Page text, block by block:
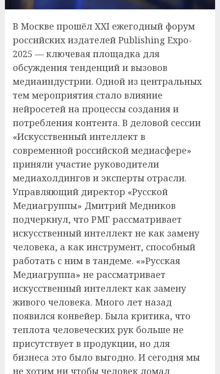
В Москве прошёл XXI ежегодный форум
российских издателей Publishing Expo-
2025 — ключевая площадка для
обсуждения тенденций и вызовов
медиаиндустрии. Одной из центральных
тем мероприятия стало влияние
нейросетей на процессы создания и
потребления контента. В деловой сессии
«Искусственный интеллект в
современной российской медиасфере»
приняли участие руководители
медиахолдингов и эксперты отрасли.
Управляющий директор «Русской
Медиагруппы» Дмитрий Медников
подчеркнул, что РМГ рассматривает
искусственный интеллект не как замену
человека, а как инструмент, способный
работать с ним в тандеме. «»Русская
Медиагруппа» не рассматривает
искусственный интеллект как замену
живого человека. Много лет назад
появился конвейер. Была критика, что
теплота человеческих рук больше не
присутствует в продукции, но для
бизнеса это было выгодно. И сегодня мы
не хотим ни чтобы человек ломал